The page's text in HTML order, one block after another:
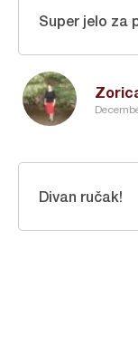
Super jelo za
Divan ručak!